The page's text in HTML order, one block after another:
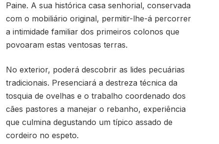
Paine. A sua histórica casa senhorial, conservada
com o mobiliário original, permitir-lhe-á percorrer
a intimidade familiar dos primeiros colonos que
povoaram estas ventosas terras.
No exterior, poderá descobrir as lides pecuárias
tradicionais. Presenciará a destreza técnica da
tosquia de ovelhas e o trabalho coordenado dos
cães pastores a manejar o rebanho, experiência
que culmina degustando um típico assado de
cordeiro no espeto.